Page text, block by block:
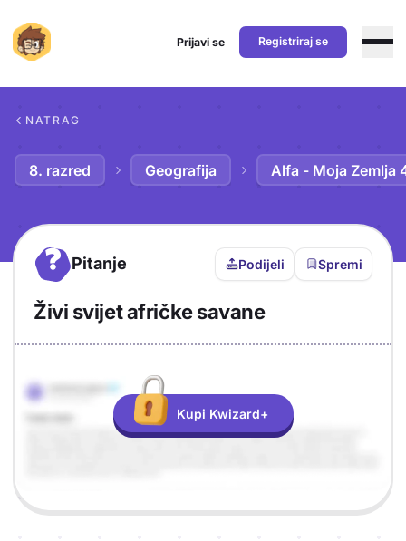
Prijavi se Registriraj se
NATRAG
8. razred Geografija Alfa - Moja Zemlja
? Pitanje Podijeli Spremi
Živi svijet afričke savane
Odgovor
Objašnjenje
Kupi Kwizard+